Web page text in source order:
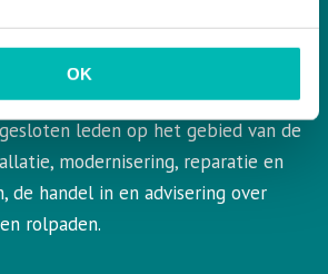
OK
vereniging voor liften en
de belangen van de gehele
leden op het gebied van de
modernisering, reparatie en
de handel in en advisering over
rolpaden.